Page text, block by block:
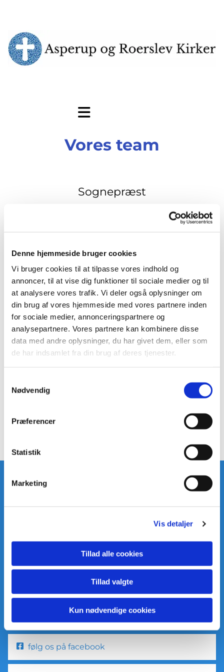
Denne hjemmeside bruger cookies
Vi bruger cookies til at tilpasse vores indhold og
annoncer, til at vise dig funktioner til sociale medier og til
at analysere vores trafik. Vi deler også oplysninger om
din brug af vores hjemmeside med vores partnere inden
for sociale medier, annonceringspartnere og
analysepartnere. Vores partnere kan kombinere disse
data med andre oplysninger, du har givet dem, eller som
de har indsamlet fra din brug af deres tjenester.
Nødvendig
Præferencer
Statistik
Marketing
Vis detaljer
Tillad alle cookies
Tillad valgte
Kun nødvendige cookies
Vores team
Sognepræst
Ansatte
Ring til os, skriv en
besked eller kom forbi!
Kom i kontakt med os
Præsten: tlf 40481064
Graver: tlf 21395716
følg os på facebook